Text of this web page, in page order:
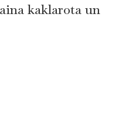
kaklarota un